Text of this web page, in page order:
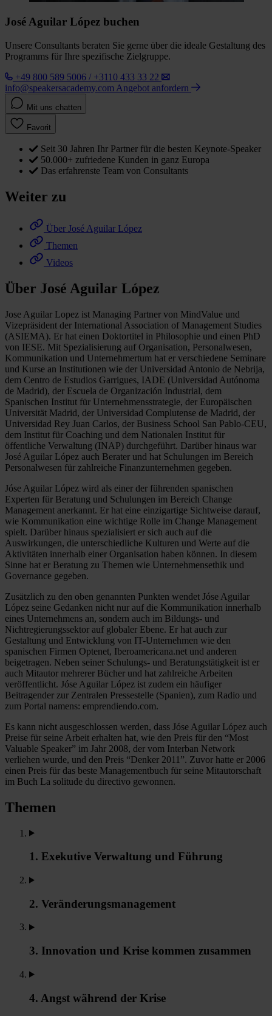
José Aguilar López buchen
Unsere Consultants beraten Sie gerne über die ideale Gestaltung des
Programms für Ihre spezifische Zielgruppe.
+49 800 589 5006 / +3110 433 33 22
info@speakersacademy.com Angebot anfordern
Mit uns chatten
Favorit
Seit 30 Jahren Ihr Partner für die besten Keynote-Speaker
50.000+ zufriedene Kunden in ganz Europa
Das erfahrenste Team von Consultants
Weiter zu
Über José Aguilar López
Themen
Videos
Über José Aguilar López
Jose Aguilar Lopez ist Managing Partner von MindValue und
Vizepräsident der International Association of Management Studies
(ASIEMA). Er hat einen Doktortitel in Philosophie und einen PhD
von IESE. Mit Spezialisierung auf Organisation, Personalwesen,
Kommunikation und Unternehmertum hat er verschiedene Seminare
und Kurse an Institutionen wie der Universidad Antonio de Nebrija,
dem Centro de Estudios Garrigues, IADE (Universidad Autónoma
de Madrid), der Escuela de Organización Industrial, dem
Spanischen Institut für Unternehmensstrategie, der Europäischen
Universität Madrid, der Universidad Complutense de Madrid, der
Universidad Rey Juan Carlos, der Business School San Pablo-CEU,
dem Institut für Coaching und dem Nationalen Institut für
öffentliche Verwaltung (INAP) durchgeführt. Darüber hinaus war
José Aguilar López auch Berater und hat Schulungen im Bereich
Personalwesen für zahlreiche Finanzunternehmen gegeben.
Jóse Aguilar López wird als einer der führenden spanischen
Experten für Beratung und Schulungen im Bereich Change
Management anerkannt. Er hat eine einzigartige Sichtweise darauf,
wie Kommunikation eine wichtige Rolle im Change Management
spielt. Darüber hinaus spezialisiert er sich auch auf die
Auswirkungen, die unterschiedliche Kulturen und Werte auf die
Aktivitäten innerhalb einer Organisation haben können. In diesem
Sinne hat er Beratung zu Themen wie Unternehmensethik und
Governance gegeben.
Zusätzlich zu den oben genannten Punkten wendet Jóse Aguilar
López seine Gedanken nicht nur auf die Kommunikation innerhalb
eines Unternehmens an, sondern auch im Bildungs- und
Nichtregierungssektor auf globaler Ebene. Er hat auch zur
Gestaltung und Entwicklung von IT-Unternehmen wie den
spanischen Firmen Optenet, Iberoamericana.net und anderen
beigetragen. Neben seiner Schulungs- und Beratungstätigkeit ist er
auch Mitautor mehrerer Bücher und hat zahlreiche Arbeiten
veröffentlicht. Jóse Aguilar López ist zudem ein häufiger
Beitragender zur Zentralen Pressestelle (Spanien), zum Radio und
zum Portal namens: emprendiendo.com.
Es kann nicht ausgeschlossen werden, dass Jóse Aguilar López auch
Preise für seine Arbeit erhalten hat, wie den Preis für den “Most
Valuable Speaker” im Jahr 2008, der vom Interban Network
verliehen wurde, und den Preis “Denker 2011”. Zuvor hatte er 2006
einen Preis für das beste Managementbuch für seine Mitautorschaft
im Buch La solitude du directivo gewonnen.
Themen
1. Exekutive Verwaltung und Führung
2. Veränderungsmanagement
3. Innovation und Krise kommen zusammen
4. Angst während der Krise